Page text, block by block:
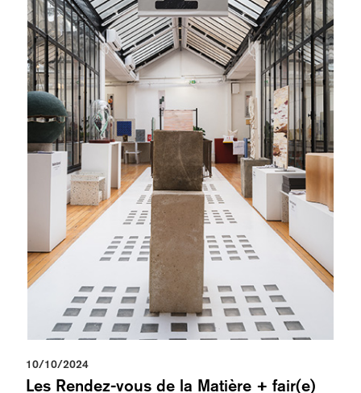
10/10/2024
Les Rendez-vous de la Matière + fair(e)